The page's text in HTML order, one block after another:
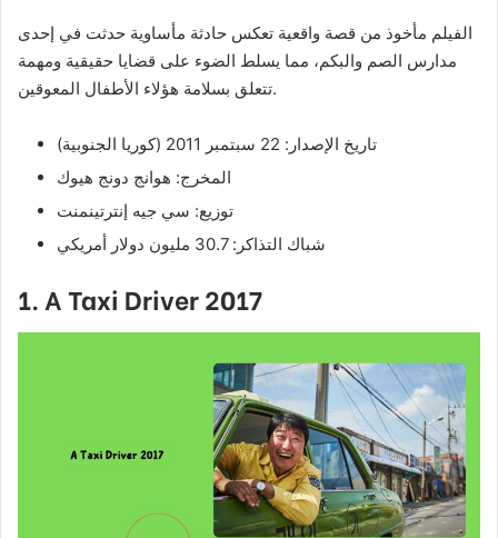
الفيلم مأخوذ من قصة واقعية تعكس حادثة مأساوية حدثت في إحدى
مدارس الصم والبكم، مما يسلط الضوء على قضايا حقيقية ومهمة
تتعلق بسلامة هؤلاء الأطفال المعوقين.
تاريخ الإصدار: 22 سبتمبر 2011 (كوريا الجنوبية)
المخرج: هوانج دونج هيوك
توزيع: سي جيه إنترتينمنت
شباك التذاكر: 30.7 مليون دولار أمريكي
1. A Taxi Driver 2017